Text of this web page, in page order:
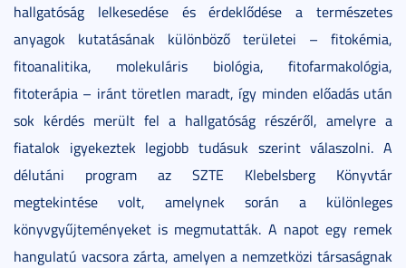
hallgatóság lelkesedése és érdeklődése a természetes
anyagok kutatásának különböző területei – fitokémia,
fitoanalitika, molekuláris biológia, fitofarmakológia,
fitoterápia – iránt töretlen maradt, így minden előadás után
sok kérdés merült fel a hallgatóság részéről, amelyre a
fiatalok igyekeztek legjobb tudásuk szerint válaszolni. A
délutáni program az SZTE Klebelsberg Könyvtár
megtekintése volt, amelynek során a különleges
könyvgyűjteményeket is megmutatták. A napot egy remek
hangulatú vacsora zárta, amelyen a nemzetközi társaságnak